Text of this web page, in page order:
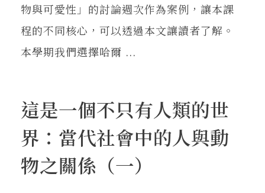
物與可愛性」的討論週次作為案例，讓本課
程的不同核心，可以透過本文讓讀者了解。
本學期我們選擇哈爾 ...
這是一個不只有人類的世
界：當代社會中的人與動
物之關係（一）